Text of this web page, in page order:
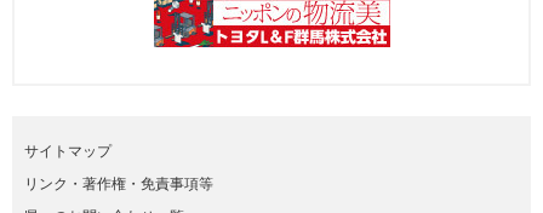
サイトマップ
リンク・著作権・免責事項等